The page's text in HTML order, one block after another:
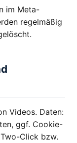
im Meta-
regelmäßig
Videos. Daten:
ggf. Cookie-
Click bzw.